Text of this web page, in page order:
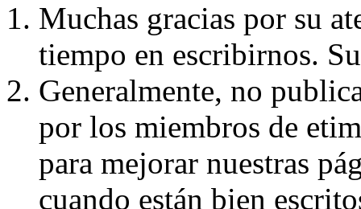
Muchas gracias por su
tiempo en escribirnos.
Generalmente, no
por los miembros de
para mejorar nuestras
cuando están bien